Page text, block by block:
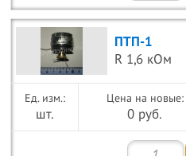
ПТП-1
R 1,6 кОм
шт.
Цена на новые:
0 руб.